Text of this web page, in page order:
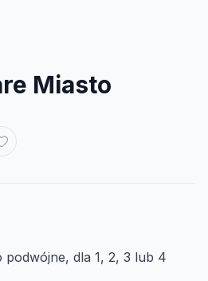
Miasto
podwójne, dla 1, 2, 3 lub 4